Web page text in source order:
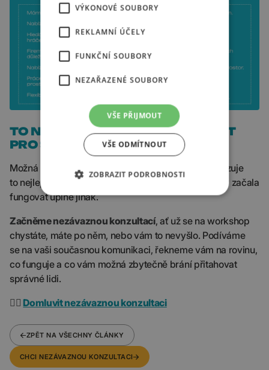
TO NEJLEPŠÍ, CO MŮŽETE UDĚLAT
PRO SVŮJ EMPLOYER BRAND
Možná už teď tušíte, že vaše HR komunikace neukazuje
to nejlepší z vaší firmy. A možná stačí pár změn, aby začala
fungovat úplně jinak.
Začněme nezávaznou konzultací, ať už se na workshop
chystáte, máte po něm, nebo vám to nevyšlo. Podíváme
se na vaši současnou komunikaci, řekneme vám na rovinu,
co funguje a co vám možná zbytečně brání přitahovat
správné lidi.
👉🏼 Domluvit nezávaznou konzultaci
ZPĚT NA VŠECHNY ČLÁNKY
CHCI NEZÁVAZNOU KONZULTACI
VÝKONOVÉ SOUBORY
REKLAMNÍ ÚČELY
FUNKČNÍ SOUBORY
NEZAŘAZENÉ SOUBORY
VŠE PŘIJMOUT
VŠE ODMÍTNOUT
ZOBRAZIT PODROBNOSTI